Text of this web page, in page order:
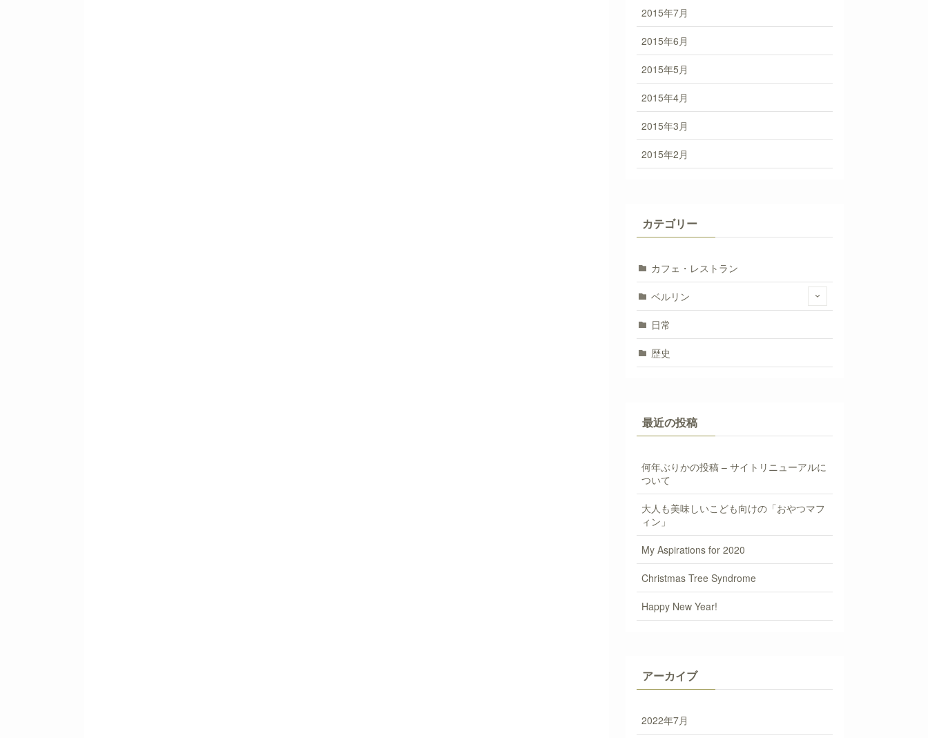
2015年7月
2015年6月
2015年5月
2015年4月
2015年3月
2015年2月
カテゴリー
カフェ・レストラン
ベルリン
日常
歴史
最近の投稿
何年ぶりかの投稿 – サイトリニューアルに
ついて
大人も美味しいこども向けの「おやつマフ
ィン」
My Aspirations for 2020
Christmas Tree Syndrome
Happy New Year!
アーカイブ
2022年7月